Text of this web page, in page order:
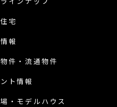
宅
報
件・流通物件
ト情報
・ モデルハウス